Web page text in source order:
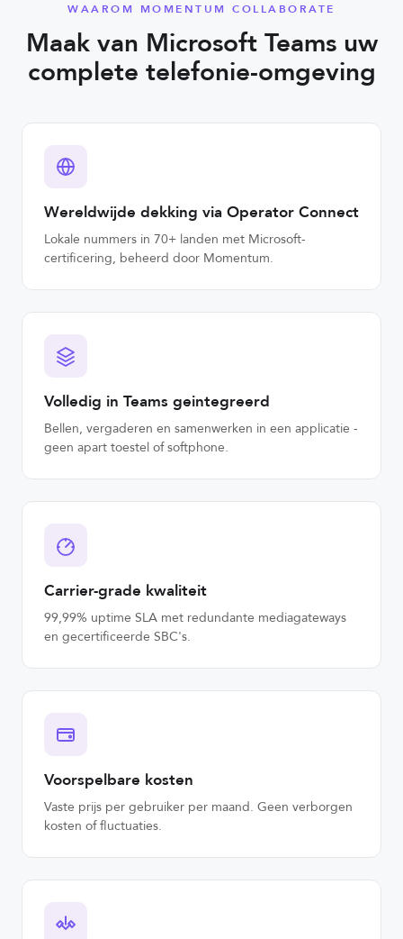
WAAROM MOMENTUM COLLABORATE
Maak van Microsoft Teams uw
complete telefonie-omgeving
Wereldwijde dekking via Operator Connect
Lokale nummers in 70+ landen met Microsoft-
certificering, beheerd door Momentum.
Volledig in Teams geintegreerd
Bellen, vergaderen en samenwerken in een applicatie -
geen apart toestel of softphone.
Carrier-grade kwaliteit
99,99% uptime SLA met redundante mediagateways
en gecertificeerde SBC's.
Voorspelbare kosten
Vaste prijs per gebruiker per maand. Geen verborgen
kosten of fluctuaties.